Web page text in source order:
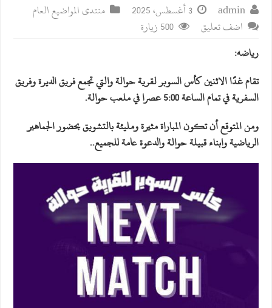
admin 3 أغسطس، 2025
منتدى المواضيع العام
اضف تعليق
500 زيارة
رياضه:
تقام غدًا الاثنين كأس السوبر لقرية حوالة والتي تجمع فريق الديرة وفريق
السفرية في تمام الساعة 5:00 عصرا في ملعب حوالة.
ومن المتوقع أن تكون المباراة مثيرة ومليئة بالتشويق بحضور الجماهير
الرياضية وابناء قبيلة حوالة والدعوة عامة للجميع..